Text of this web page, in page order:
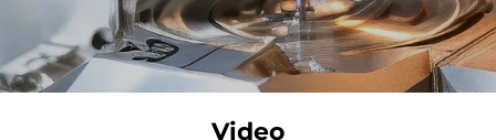
Pyetje të Shpeshta
Video